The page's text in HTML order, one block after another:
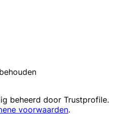
beheerd door Trustprofile.
voorwaarden.